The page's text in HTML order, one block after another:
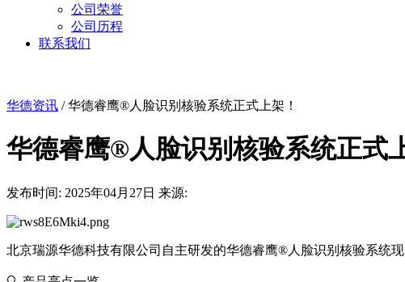
公司荣誉
公司历程
联系我们
华德资讯 /华德睿鹰®人脸识别核验系统正式上架！
华德睿鹰®人脸识别核验系统正式
发布时间: 2025年04月27日 来源:
北京瑞源华德科技有限公司自主研发的华德睿鹰®人脸识别核验系统